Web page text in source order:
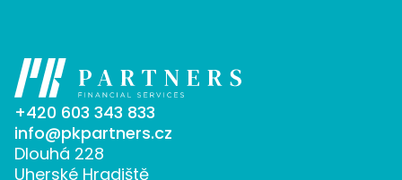
+420 603 343 833
info@pkpartners.cz
Dlouhá 228
Uherské Hradiště